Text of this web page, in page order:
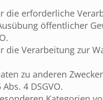
die erforderliche
öffentlicher
die Verarbeitung zur
zu anderen
4 DSGVO.